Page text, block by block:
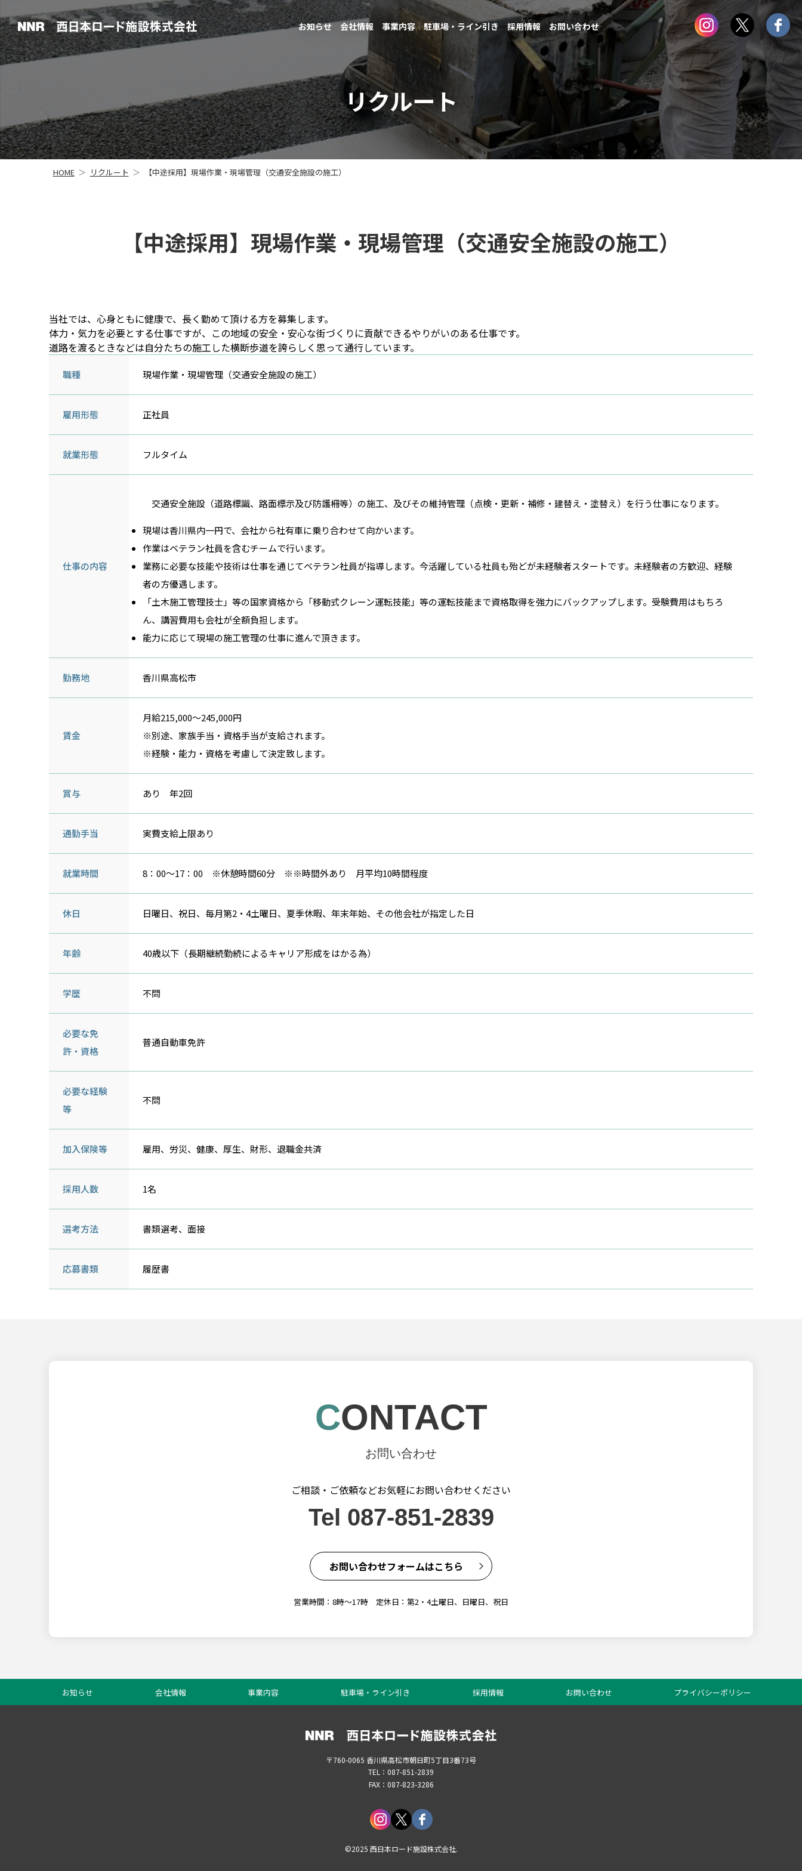
お知らせ 会社情報 事業内容 駐車場・ライン引き 採用情報 お問い合わせ
リクルート
HOME リクルート 【中途採用】現場作業・現場管理（交通安全施設の施工）
【中途採用】現場作業・現場管理（交通安全施設の施工）
当社では、心身ともに健康で、長く勤めて頂ける方を募集します。
体力・気力を必要とする仕事ですが、この地域の安全・安心な街づくりに貢献できるやりがいのある仕事です。
道路を渡るときなどは自分たちの施工した横断歩道を誇らしく思って通行しています。
職種 現場作業・現場管理（交通安全施設の施工）
雇用形態 正社員
就業形態 フルタイム
仕事の内容
交通安全施設（道路標識、路面標示及び防護柵等）の施工、及びその維持管理（点検・更新・補修・建替え・塗替え）を行う仕事になります。
現場は香川県内一円で、会社から社有車に乗り合わせて向かいます。
作業はベテラン社員を含むチームで行います。
業務に必要な技能や技術は仕事を通じてベテラン社員が指導します。今活躍している社員も殆どが未経験者スタートです。未経験者の方歓迎、経験
者の方優遇します。
「土木施工管理技士」等の国家資格から「移動式クレーン運転技能」等の運転技能まで資格取得を強力にバックアップします。受験費用はもちろ
ん、講習費用も会社が全額負担します。
能力に応じて現場の施工管理の仕事に進んで頂きます。
勤務地 香川県高松市
賃金
月給215,000～245,000円
※別途、家族手当・資格手当が支給されます。
※経験・能力・資格を考慮して決定致します。
賞与 あり 年2回
通勤手当 実費支給上限あり
就業時間 8：00～17：00 ※休憩時間60分 ※※時間外あり 月平均10時間程度
休日 日曜日、祝日、毎月第2・4土曜日、夏季休暇、年末年始、その他会社が指定した日
年齢 40歳以下（長期継続勤続によるキャリア形成をはかる為）
学歴 不問
必要な免
許・資格
普通自動車免許
必要な経験
等
不問
加入保険等 雇用、労災、健康、厚生、財形、退職金共済
採用人数 1名
選考方法 書類選考、面接
応募書類 履歴書
CONTACT
お問い合わせ
ご相談・ご依頼などお気軽にお問い合わせください
Tel 087-851-2839
お問い合わせフォームはこちら
営業時間：8時～17時 定休日：第2・4土曜日、日曜日、祝日
お知らせ 会社情報 事業内容 駐車場・ライン引き 採用情報 お問い合わせ プライバシーポリシー
〒760-0065 香川県高松市朝日町5丁目3番73号
TEL：087-851-2839
FAX：087-823-3286
©2025 西日本ロード施設株式会社.